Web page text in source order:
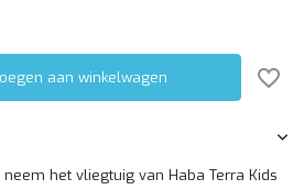
aan winkelwagen
het vliegtuig van Haba Terra Kids